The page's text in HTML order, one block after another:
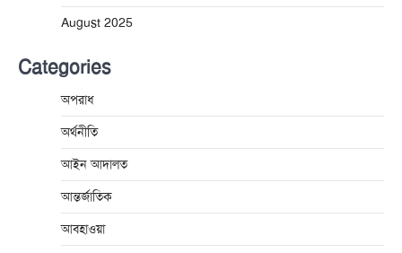
August 2025
Categories
অপরাধ
অর্থনীতি
আইন আদালত
আন্তর্জাতিক
আবহাওয়া